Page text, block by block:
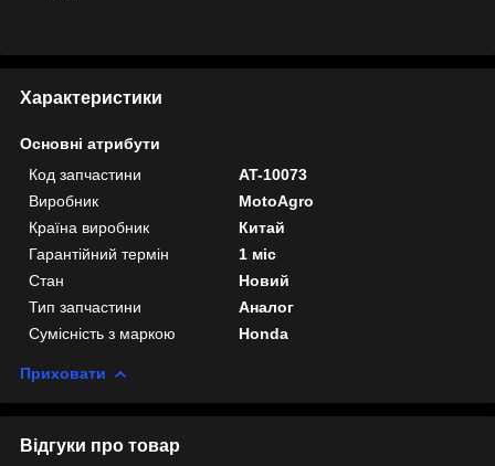
Характеристики
Основні атрибути
Код запчастини
AT-10073
Виробник
MotoAgro
Країна виробник
Китай
Гарантійний термін
1 міс
Стан
Новий
Тип запчастини
Аналог
Сумісність з маркою
Honda
Приховати
Відгуки про товар